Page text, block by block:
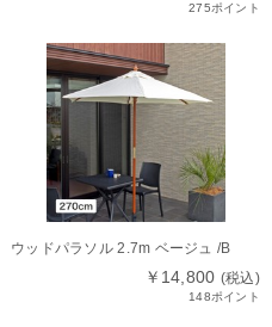
275ポイント
ウッドパラソル 2.7m ベージュ /B
￥14,800 (税込)
148ポイント